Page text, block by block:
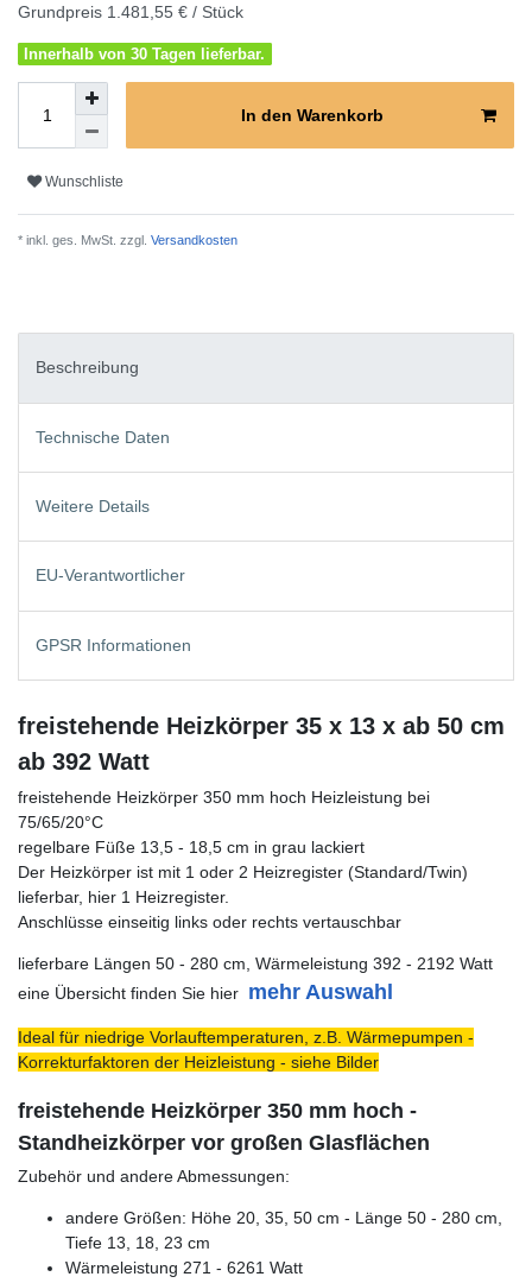
Grundpreis 1.481,55 € / Stück
Innerhalb von 30 Tagen lieferbar.
In den Warenkorb
Wunschliste
* inkl. ges. MwSt. zzgl. Versandkosten
Beschreibung
Technische Daten
Weitere Details
EU-Verantwortlicher
GPSR Informationen
freistehende Heizkörper 35 x 13 x ab 50 cm
ab 392 Watt
freistehende Heizkörper 350 mm hoch Heizleistung bei
75/65/20°C
regelbare Füße 13,5 - 18,5 cm in grau lackiert
Der Heizkörper ist mit 1 oder 2 Heizregister (Standard/Twin)
lieferbar, hier 1 Heizregister.
Anschlüsse einseitig links oder rechts vertauschbar
lieferbare Längen 50 - 280 cm, Wärmeleistung 392 - 2192 Watt
eine Übersicht finden Sie hier mehr Auswahl
Ideal für niedrige Vorlauftemperaturen, z.B. Wärmepumpen -
Korrekturfaktoren der Heizleistung - siehe Bilder
freistehende Heizkörper 350 mm hoch -
Standheizkörper vor großen Glasflächen
Zubehör und andere Abmessungen:
andere Größen: Höhe 20, 35, 50 cm - Länge 50 - 280 cm,
Tiefe 13, 18, 23 cm
Wärmeleistung 271 - 6261 Watt